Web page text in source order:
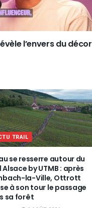
l’envers du décor
TRAIL
se resserre autour du
Alsace by UTMB : après
la-Ville, Ottrott
à son tour le passage
sa forêt